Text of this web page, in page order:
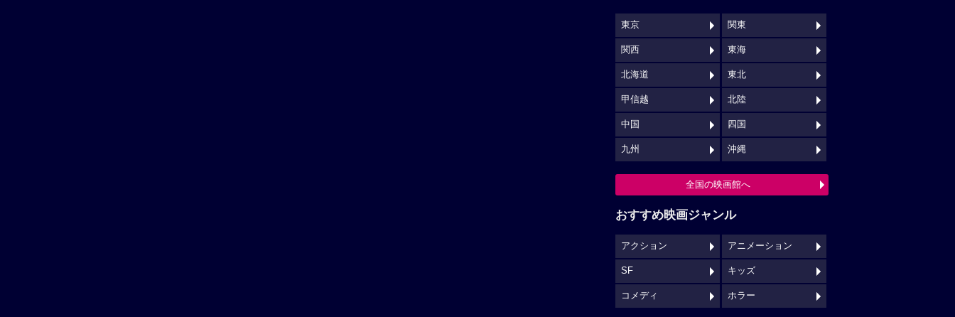
東京 関東
関西 東海
北海道 東北
甲信越 北陸
中国 四国
九州 沖縄
全国の映画館へ
おすすめ映画ジャンル
アクション アニメーション
SF キッズ
コメディ ホラー